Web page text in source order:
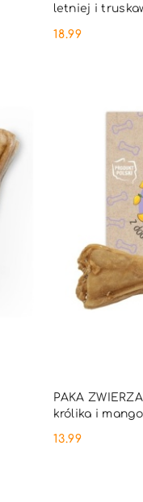
letniej i
Cena:
18.99
PAKA
królika i mango
Cena:
13.99